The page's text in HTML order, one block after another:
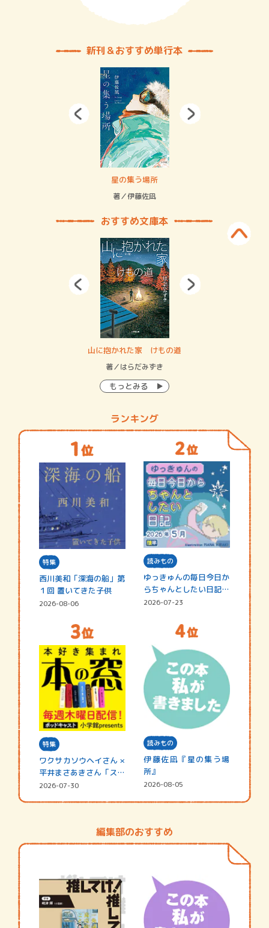
新刊＆おすすめ単行本
星の集う場所
著／伊藤佐凪
おすすめ文庫本
山に抱かれた家 けもの道
著／はらだみずき
もっとみる
ランキング
特集
西川美和「深海の船」第
１回 置いてきた子供
2026-08-06
読みもの
ゆっきゅんの毎日今日か
らちゃんとしたい日記
☆202…
2026-07-23
特集
ワクサカソウヘイさん ×
平井まさあきさん「スペ
シャ…
2026-07-30
読みもの
伊藤佐凪『星の集う場
所』
2026-08-05
編集部のおすすめ